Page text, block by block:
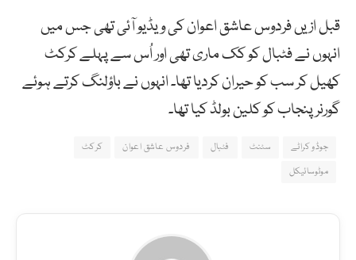
قبل ازیں فردوس عاشق اعوان کی ویڈیو آئی تھی جس میں
انہوں نے فٹبال کو کک ماری تھی اور اُس سے پہلے کرکٹ
کھیل کر سب کو حیران کردیا تھا۔ انہوں نے باؤلنگ کرتے ہوئے
گورنر پنجاب کو کلین بولڈ کیا تھا۔
جوڈو کراٹے سٹنٹ فٹبال فردوس عاشق اعوان
کرکٹ
موٹوسائیکل